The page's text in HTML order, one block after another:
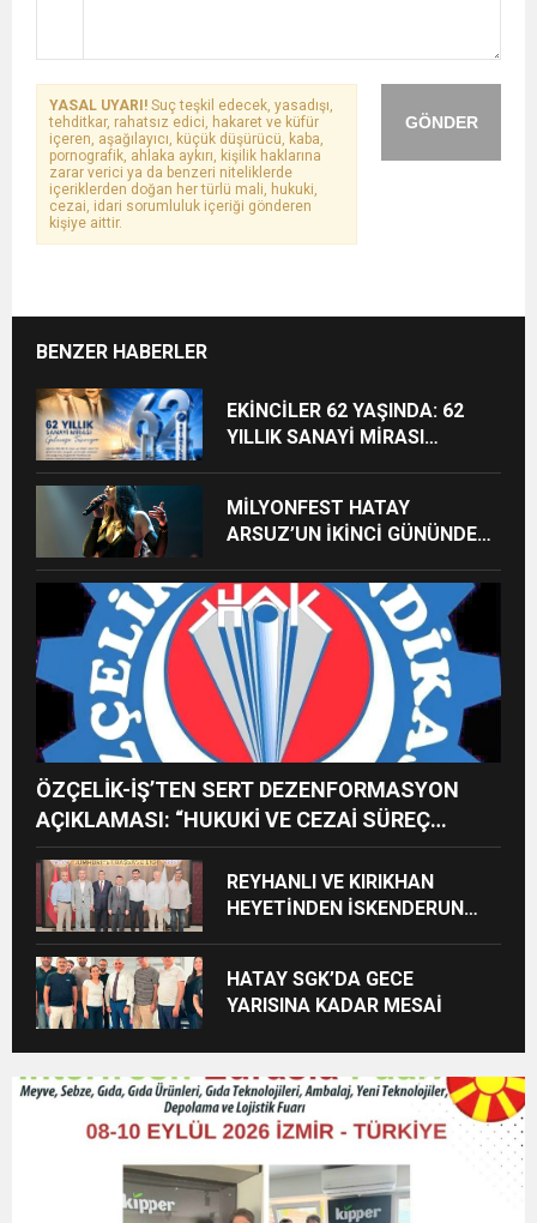
GÖNDER
YASAL UYARI! Suç teşkil edecek, yasadışı,
tehditkar, rahatsız edici, hakaret ve küfür
içeren, aşağılayıcı, küçük düşürücü, kaba,
pornografik, ahlaka aykırı, kişilik haklarına
zarar verici ya da benzeri niteliklerde
içeriklerden doğan her türlü mali, hukuki,
cezai, idari sorumluluk içeriği gönderen
kişiye aittir.
BENZER HABERLER
EKİNCİLER 62 YAŞINDA: 62
YILLIK SANAYİ MİRASI
MİLYONFEST HATAY
ARSUZ’UN İKİNCİ GÜNÜNDE
ALACAK
ÖZÇELİK-İŞ’TEN SERT DEZENFORMASYON
AÇIKLAMASI: “HUKUKİ VE CEZAİ SÜREÇ
BAŞLATILDI”
REYHANLI VE KIRIKHAN
HEYETİNDEN İSKENDERUN
HATAY SGK’DA GECE
YARISINA KADAR MESAİ